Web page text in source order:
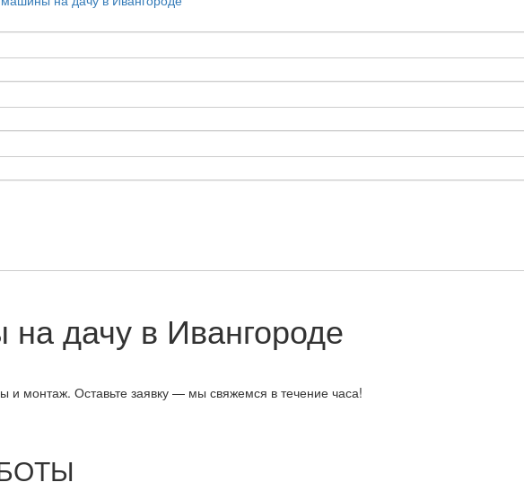
дачу в Ивангороде
и монтаж. Оставьте заявку — мы свяжемся в течение часа!